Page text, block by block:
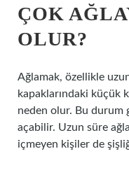
ÇOK
OLUR?
Ağlamak, özellikle
kapaklarındaki küçük
neden olur. Bu durum
açabilir. Uzun süre
içmeyen kişiler de